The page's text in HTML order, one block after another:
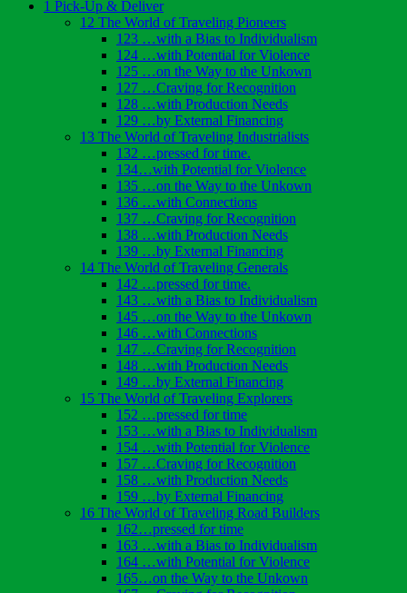
1 Pick-Up & Deliver
12 The World of Traveling Pioneers
123 …with a Bias to Individualism
124 …with Potential for Violence
125 …on the Way to the Unkown
127 …Craving for Recognition
128 …with Production Needs
129 …by External Financing
13 The World of Traveling Industrialists
132 …pressed for time.
134…with Potential for Violence
135 …on the Way to the Unkown
136 …with Connections
137 …Craving for Recognition
138 …with Production Needs
139 …by External Financing
14 The World of Traveling Generals
142 …pressed for time.
143 …with a Bias to Individualism
145 …on the Way to the Unkown
146 …with Connections
147 …Craving for Recognition
148 …with Production Needs
149 …by External Financing
15 The World of Traveling Explorers
152 …pressed for time
153 …with a Bias to Individualism
154 …with Potential for Violence
157 …Craving for Recognition
158 …with Production Needs
159 …by External Financing
16 The World of Traveling Road Builders
162…pressed for time
163 …with a Bias to Individualism
164 …with Potential for Violence
165…on the Way to the Unkown